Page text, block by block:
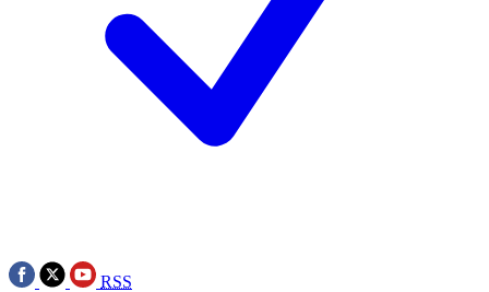
RSS